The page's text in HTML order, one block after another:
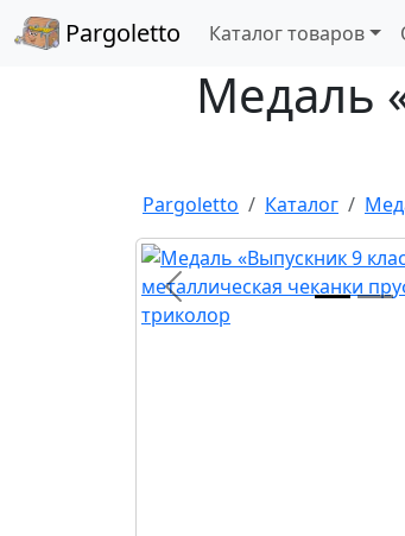
Pargoletto Каталог товаров
Медаль
Pargoletto Каталог
Назад